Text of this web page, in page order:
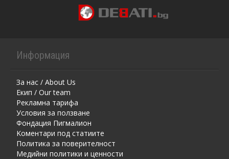
Информация
За нас / About Us
Екип / Our team
Рекламна тарифа
Условия за ползване
Фондация Пигмалион
Kоментaри под статиите
Политика за поверителност
Медийни политики и ценности